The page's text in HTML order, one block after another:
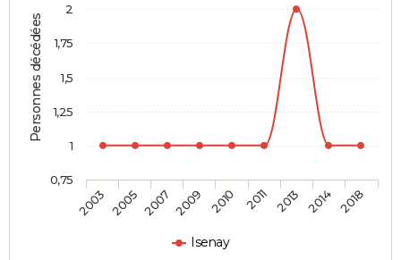
Personnes décédées
Isenay
2003 2005 2007 2009 2010 2011 2013 2014 2018
0,75
1
1,25
1,5
1,75
2